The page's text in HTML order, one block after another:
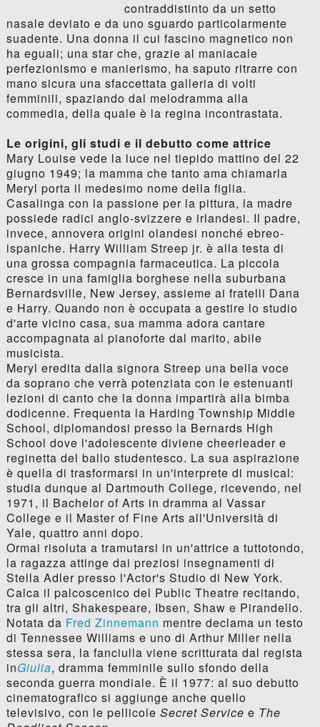
contraddistinto da un setto
nasale deviato e da uno sguardo particolarmente
suadente. Una donna il cui fascino magnetico non
ha eguali; una star che, grazie al maniacale
perfezionismo e manierismo, ha saputo ritrarre con
mano sicura una sfaccettata galleria di volti
femminili, spaziando dal melodramma alla
commedia, della quale è la regina incontrastata.
Le origini, gli studi e il debutto come attrice
Mary Louise vede la luce nel tiepido mattino del 22
giugno 1949; la mamma che tanto ama chiamarla
Meryl porta il medesimo nome della figlia.
Casalinga con la passione per la pittura, la madre
possiede radici anglo-svizzere e irlandesi. Il padre,
invece, annovera origini olandesi nonché ebreo-
ispaniche. Harry William Streep jr. è alla testa di
una grossa compagnia farmaceutica. La piccola
cresce in una famiglia borghese nella suburbana
Bernardsville, New Jersey, assieme ai fratelli Dana
e Harry. Quando non è occupata a gestire lo studio
d'arte vicino casa, sua mamma adora cantare
accompagnata al pianoforte dal marito, abile
musicista.
Meryl eredita dalla signora Streep una bella voce
da soprano che verrà potenziata con le estenuanti
lezioni di canto che la donna impartirà alla bimba
dodicenne. Frequenta la Harding Township Middle
School, diplomandosi presso la Bernards High
School dove l'adolescente diviene cheerleader e
reginetta del ballo studentesco. La sua aspirazione
è quella di trasformarsi in un'interprete di musical:
studia dunque al Dartmouth College, ricevendo, nel
1971, il Bachelor of Arts in dramma al Vassar
College e il Master of Fine Arts all'Università di
Yale, quattro anni dopo.
Ormai risoluta a tramutarsi in un'attrice a tuttotondo,
la ragazza attinge dai preziosi insegnamenti di
Stella Adler presso l'Actor's Studio di New York.
Calca il palcoscenico del Public Theatre recitando,
tra gli altri, Shakespeare, Ibsen, Shaw e Pirandello.
Notata da Fred Zinnemann mentre declama un testo
di Tennessee Williams e uno di Arthur Miller nella
stessa sera, la fanciulla viene scritturata dal regista
inGiulia, dramma femminile sullo sfondo della
seconda guerra mondiale. È il 1977: al suo debutto
cinematografico si aggiunge anche quello
televisivo, con le pellicole Secret Service e The